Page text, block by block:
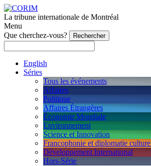
La tribune internationale de Montréal
Menu
Que cherchez-vous?
English
Séries
Tous les événements
Affaires
Politique
Affaires Étrangères
Économie Mondiale
Environnement
Science et Innovation
Francophonie et diplomatie
Développement International
Hors-Série